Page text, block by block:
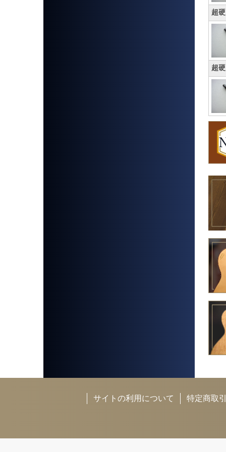
超
超
サイトの利用について 特定商取